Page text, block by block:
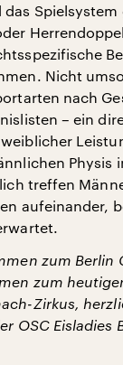
Nicht
nach
– ein
Physis
treffen
aufeinander,
zum Berlin
zum
Zirkus,
OSC Eisladies